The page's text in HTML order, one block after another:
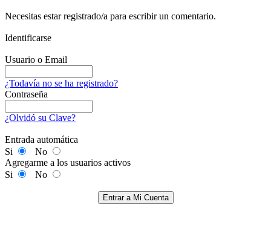
Necesitas estar registrado/a para escribir un comentario.
Identificarse
Usuario o Email
¿Todavía no se ha registrado?
Contraseña
¿Olvidó su Clave?
Entrada automática
Si
No
Agregarme a los usuarios activos
Si
No
Entrar a Mi Cuenta